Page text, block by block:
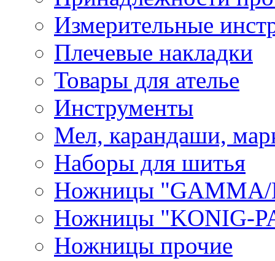
Измерительные
Плечевые накладки
Товары для ателье
Инструменты
Мел, карандаши,
Наборы для шитья
Ножницы "GAMMA/
Ножницы "KONIG-
Ножницы прочие